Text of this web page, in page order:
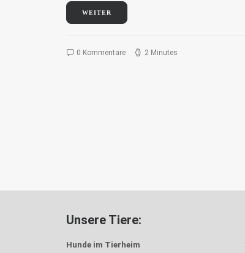
WEITER
0 Kommentare 2 Minutes
Unsere Tiere:
Hunde im Tierheim